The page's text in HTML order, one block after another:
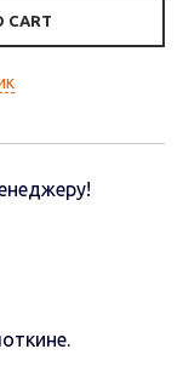
CART